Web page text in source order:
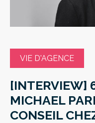
VIE D'AGENCE
[INTERVIEW]
MICHAEL
CONSEIL